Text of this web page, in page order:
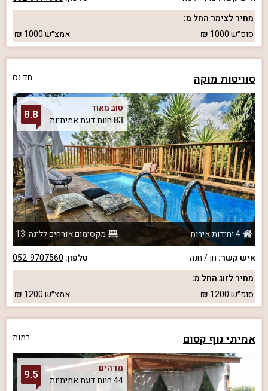
מחיר לצימר החל מ:
סופ״ש1000 אמצ״ש1000
סוויטות מוקה חד נס
טוב מאוד
83 חוות דעת אמיתיות
8.8
4 יחידות אירוח
מקסימום אורחים ללינה: 13
איש קשר: חן / חנה טלפון: 052-9707560
מחיר לזוג החל מ:
סופ״ש1200 אמצ״ש1200
אמיתי נוף קסום רמות
מדהים
44 חוות דעת אמיתיות
9.5